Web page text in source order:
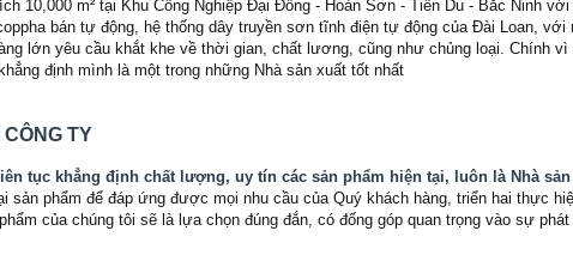
10,000 m² tại Khu Công Nghiệp Đại Đồng - Hoàn Sơn - Tiên Du - Bắc Ninh
bán tự động, hệ thống dây truyền sơn tĩnh điện tự động của Đài Loan,
lớn yêu cầu khắt khe về thời gian, chất lương, cũng như chủng loại. Chính
định mình là một trong những Nhà sản xuất tốt nhất
TY
tục khẳng định chất lượng, uy tín các sản phẩm hiện tại, luôn là Nhà
sản phẩm để đáp ứng được mọi nhu cầu của Quý khách hàng, triển hai thực
của chúng tôi sẽ là lựa chọn đúng đắn, có đống góp quan trọng vào sự